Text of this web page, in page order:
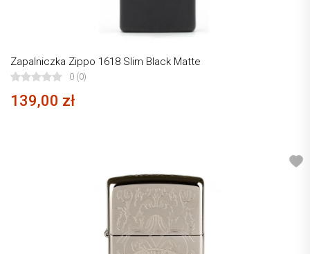
Zapalniczka Zippo 1618 Slim Black Matte
0 (0)
139,00 zł